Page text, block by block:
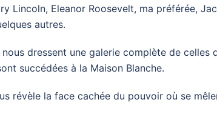
Lincoln, Eleanor Roosevelt, ma préférée,
autres.
nous dressent une galerie complète de celles
succédées à la Maison Blanche.
révèle la face cachée du pouvoir où se